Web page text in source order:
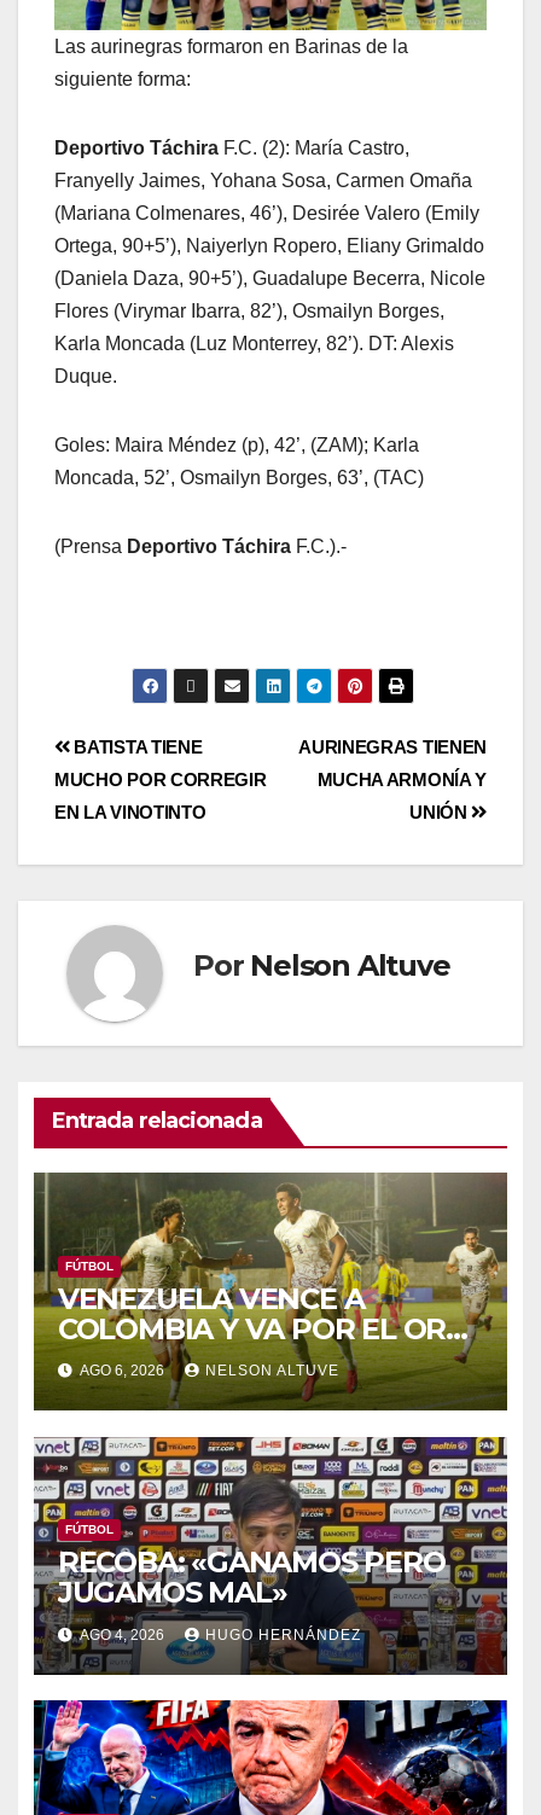
Las aurinegras formaron en Barinas de la
siguiente forma:
Deportivo Táchira F.C. (2): María Castro,
Franyelly Jaimes, Yohana Sosa, Carmen Omaña
(Mariana Colmenares, 46’), Desirée Valero (Emily
Ortega, 90+5’), Naiyerlyn Ropero, Eliany Grimaldo
(Daniela Daza, 90+5’), Guadalupe Becerra, Nicole
Flores (Virymar Ibarra, 82’), Osmailyn Borges,
Karla Moncada (Luz Monterrey, 82’). DT: Alexis
Duque.
Goles: Maira Méndez (p), 42’, (ZAM); Karla
Moncada, 52’, Osmailyn Borges, 63’, (TAC)
(Prensa Deportivo Táchira F.C.).-
AURINEGRAS TIENEN
MUCHA ARMONÍA Y
UNIÓN
BATISTA TIENE
MUCHO POR CORREGIR
EN LA VINOTINTO
Por Nelson Altuve
Entrada relacionada
FÚTBOL
VENEZUELA VENCE A
COLOMBIA Y VA POR EL ORO
DE LOS JCAC
AGO 6, 2026 NELSON ALTUVE
FÚTBOL
RECOBA: «GANAMOS PERO
JUGAMOS MAL»
AGO 4, 2026 HUGO HERNÁNDEZ